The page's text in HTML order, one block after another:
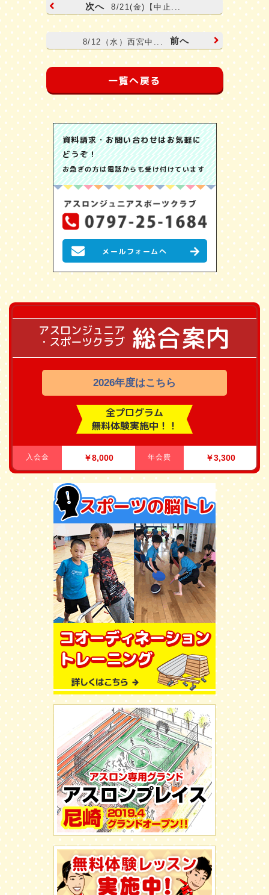
次へ 8/21(金)【中止...
8/12（水）西宮中... 前へ
一覧へ戻る
資料請求・お問い合わせはお気軽に
どうぞ！
お急ぎの方は電話からも受け付けています
メールフォームへ
アスロンジュニア
・スポーツクラブ 総合案内
2026年度はこちら
全プログラム
無料体験実施中！！
入会金 ￥8,000 年会費 ￥3,300